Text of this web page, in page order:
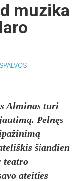
muzika
Alminas turi
Pelnęs
šiandien
teatro
ateities